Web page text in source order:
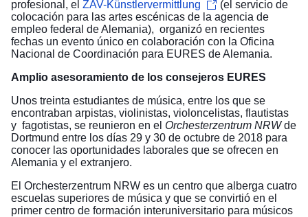
profesional, el ZAV-Künstlervermittlung
(el servicio de
colocación para las artes escénicas de la agencia de
empleo federal de Alemania), organizó en recientes
fechas un evento único en colaboración con la Oficina
Nacional de Coordinación para EURES de Alemania.
Amplio asesoramiento de los consejeros EURES
Unos treinta estudiantes de música, entre los que se
encontraban arpistas, violinistas, violoncelistas, flautistas
y fagotistas, se reunieron en el Orchesterzentrum NRWde
Dortmund entre los días 29 y 30 de octubre de 2018 para
conocer las oportunidades laborales que se ofrecen en
Alemania y el extranjero.
El Orchesterzentrum NRW es un centro que alberga cuatro
escuelas superiores de música y que se convirtió en el
primer centro de formación interuniversitario para músicos